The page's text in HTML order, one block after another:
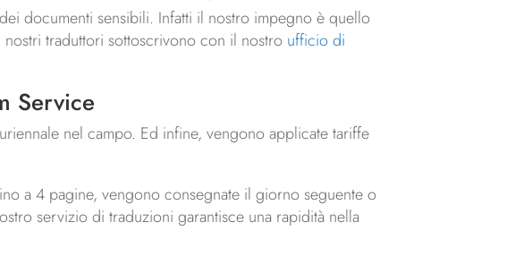
documenti sensibili. Infatti il nostro impegno è quello
traduttori sottoscrivono con il nostro ufficio di
Service
nel campo. Ed infine, vengono applicate tariffe
a 4 pagine, vengono consegnate il giorno seguente o
servizio di traduzioni garantisce una rapidità nella